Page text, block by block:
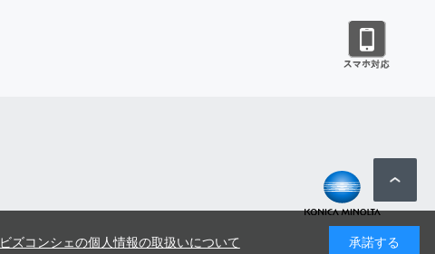
ビズコンシェの個人情報の取扱いについて 承諾する